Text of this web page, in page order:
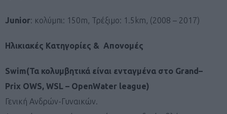
Junior: κολύμπι: 150m, Τρέξιμο: 1.5km, (2008 – 2017)
Ηλικιακές Κατηγορίες & Απονομές
Swim(Τα κολυμβητικά είναι ενταγμένα στο Grand–
Prix OWS, WSL – OpenWater league)
Γενική Ανδρών-Γυναικών.